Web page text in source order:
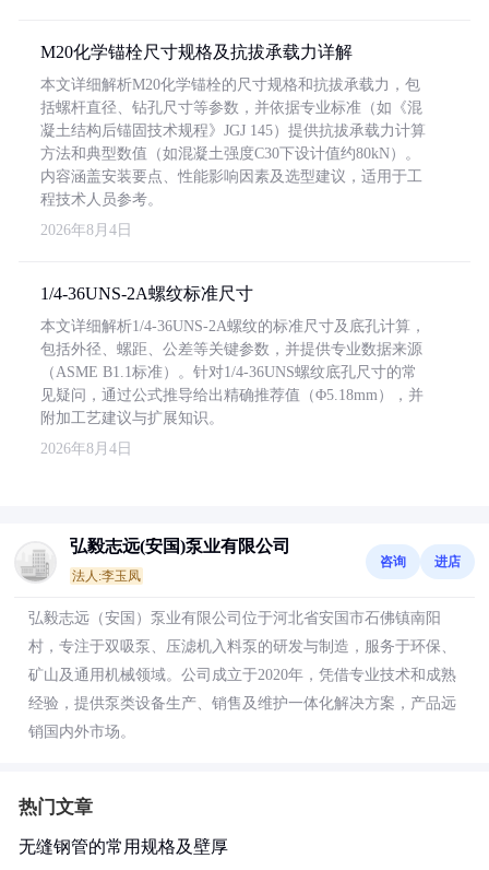
M20化学锚栓尺寸规格及抗拔承载力详解
本文详细解析M20化学锚栓的尺寸规格和抗拔承载力，包
括螺杆直径、钻孔尺寸等参数，并依据专业标准（如《混
凝土结构后锚固技术规程》JGJ 145）提供抗拔承载力计算
方法和典型数值（如混凝土强度C30下设计值约80kN）。
内容涵盖安装要点、性能影响因素及选型建议，适用于工
程技术人员参考。
2026年8月4日
1/4-36UNS-2A螺纹标准尺寸
本文详细解析1/4-36UNS-2A螺纹的标准尺寸及底孔计算，
包括外径、螺距、公差等关键参数，并提供专业数据来源
（ASME B1.1标准）。针对1/4-36UNS螺纹底孔尺寸的常
见疑问，通过公式推导给出精确推荐值（Φ5.18mm），并
附加工艺建议与扩展知识。
2026年8月4日
弘毅志远(安国)泵业有限公司
法人:李玉凤
咨询 进店
弘毅志远（安国）泵业有限公司位于河北省安国市石佛镇南阳
村，专注于双吸泵、压滤机入料泵的研发与制造，服务于环保、
矿山及通用机械领域。公司成立于2020年，凭借专业技术和成熟
经验，提供泵类设备生产、销售及维护一体化解决方案，产品远
销国内外市场。
热门文章
无缝钢管的常用规格及壁厚